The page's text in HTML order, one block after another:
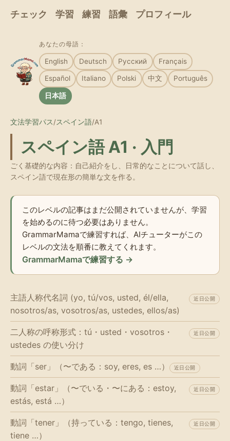
チェック 学習 練習 語彙 プロフィール
あなたの母語：
English Deutsch Русский Français
Español Italiano Polski 中文 Português
日本語
文法学習パス/スペイン語/A1
スペイン語 A1 · 入門
ごく基礎的な内容：自己紹介をし、日常的なことについて話し、
スペイン語で現在形の簡単な文を作る。
このレベルの記事はまだ公開されていませんが、学習
を始めるのに待つ必要はありません。
GrammarMamaで練習すれば、AIチューターがこの
レベルの文法を順番に教えてくれます。
GrammarMamaで練習する →
主語人称代名詞 (yo, tú/vos, usted, él/ella,
nosotros/as, vosotros/as, ustedes, ellos/as)
近日公開
二人称の呼称形式：tú・usted・vosotros・
ustedes の使い分け
近日公開
動詞「ser」（〜である：soy, eres, es …） 近日公開
動詞「estar」（〜でいる・〜にある：estoy,
estás, está …）
近日公開
動詞「tener」（持っている：tengo, tienes,
tiene …）
近日公開